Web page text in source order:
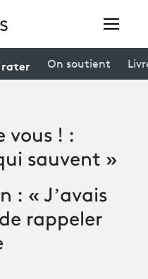
rater On soutient
vous ! :
sauvent »
: « J’avais
rappeler